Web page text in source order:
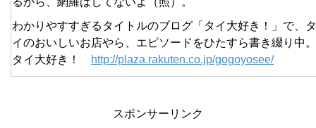
わかりやすすぎるタイトルのブログ「タイ大好き！」で、タ
イのおいしいお店やら、エピソードをひたすら書き綴り中。
タイ大好き！
http://plaza.rakuten.co.jp/gogoyosee/
スポンサーリンク